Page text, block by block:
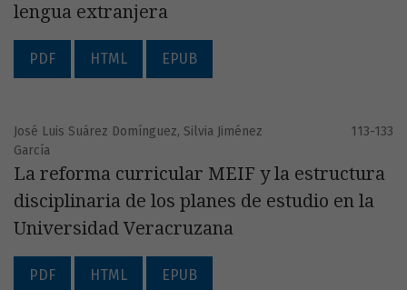
lengua extranjera
PDF HTML EPUB
José Luis Suárez Domínguez, Silvia Jiménez
García
113-133
La reforma curricular MEIF y la estructura
disciplinaria de los planes de estudio en la
Universidad Veracruzana
PDF HTML EPUB